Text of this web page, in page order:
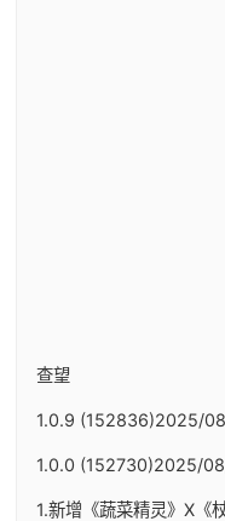
查望
1.0.9 (152836)2025/
1.0.0 (152730)2025/
1.新增《蔬菜精灵》X《